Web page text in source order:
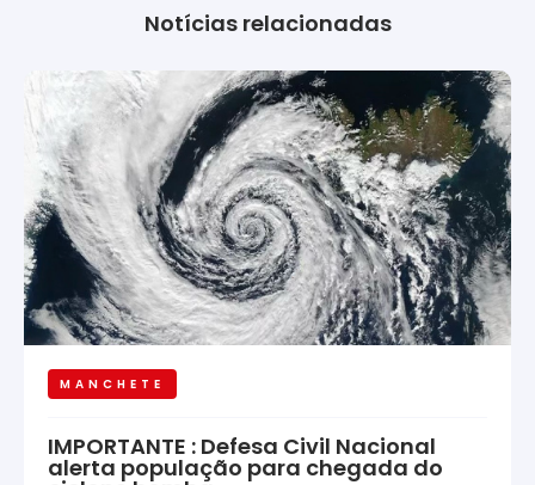
Notícias relacionadas
MANCHETE
IMPORTANTE : Defesa Civil Nacional
alerta população para chegada do